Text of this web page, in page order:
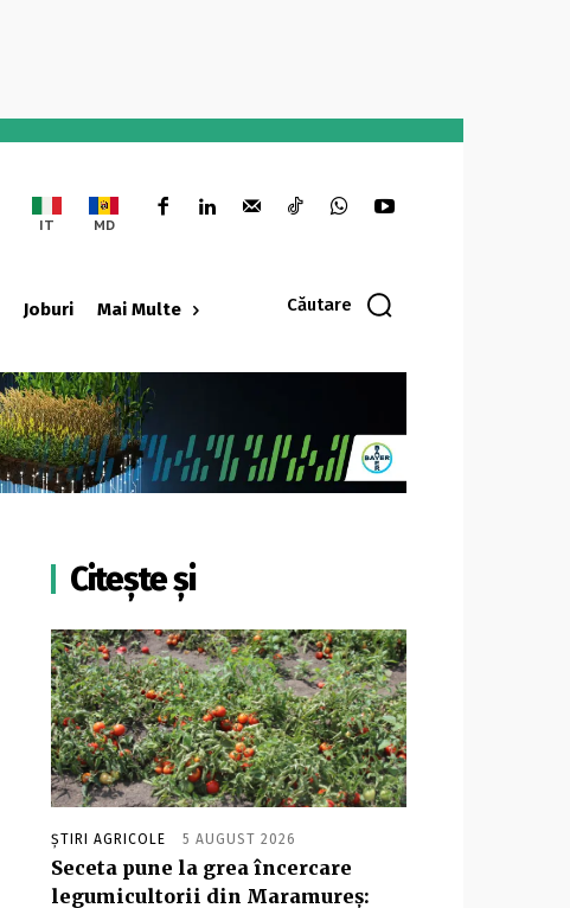
IT MD
Joburi Mai Multe Căutare
Citește și
ȘTIRI AGRICOLE 5 AUGUST 2026
Seceta pune la grea încercare
legumicultorii din Maramureș: